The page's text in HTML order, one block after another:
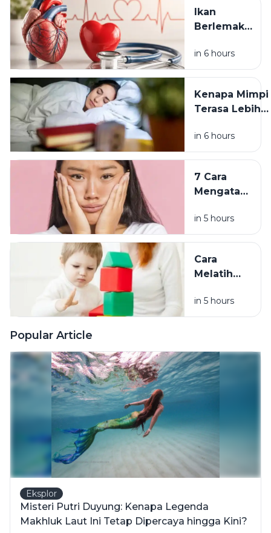
soal
Kafein dan
Ikan
Berlemak
Kesehatan
Jantung: Ini
Cara
Mengolahnya
in 6 hours
Kenapa Mimpi
Terasa Lebih
Tidur Lagi di
Pagi Hari? Ini
Penjelasannya
in 6 hours
7 Cara
Mengatasi
Tersumbat
agar Kulit
Lebih
Bersih dan
in 5 hours
Cara
Melatih
Anak
Sesuai
hingga
Usia
Sekolah
in 5 hours
Popular Article
Eksplor
Misteri Putri Duyung: Kenapa Legenda
Makhluk Laut Ini Tetap Dipercaya hingga Kini?